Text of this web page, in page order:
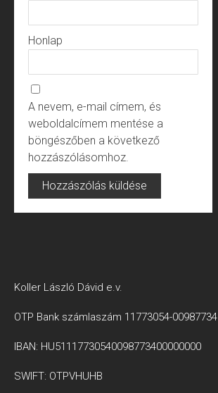
Honlap
A nevem, e-mail címem, és
weboldalcímem mentése a
böngészőben a következő
hozzászólásomhoz.
Koller László Dávid e.v.
OTP Bank számlaszám 11773054-00987734
IBAN: HU51117730540098773400000000
SWIFT: OTPVHUHB